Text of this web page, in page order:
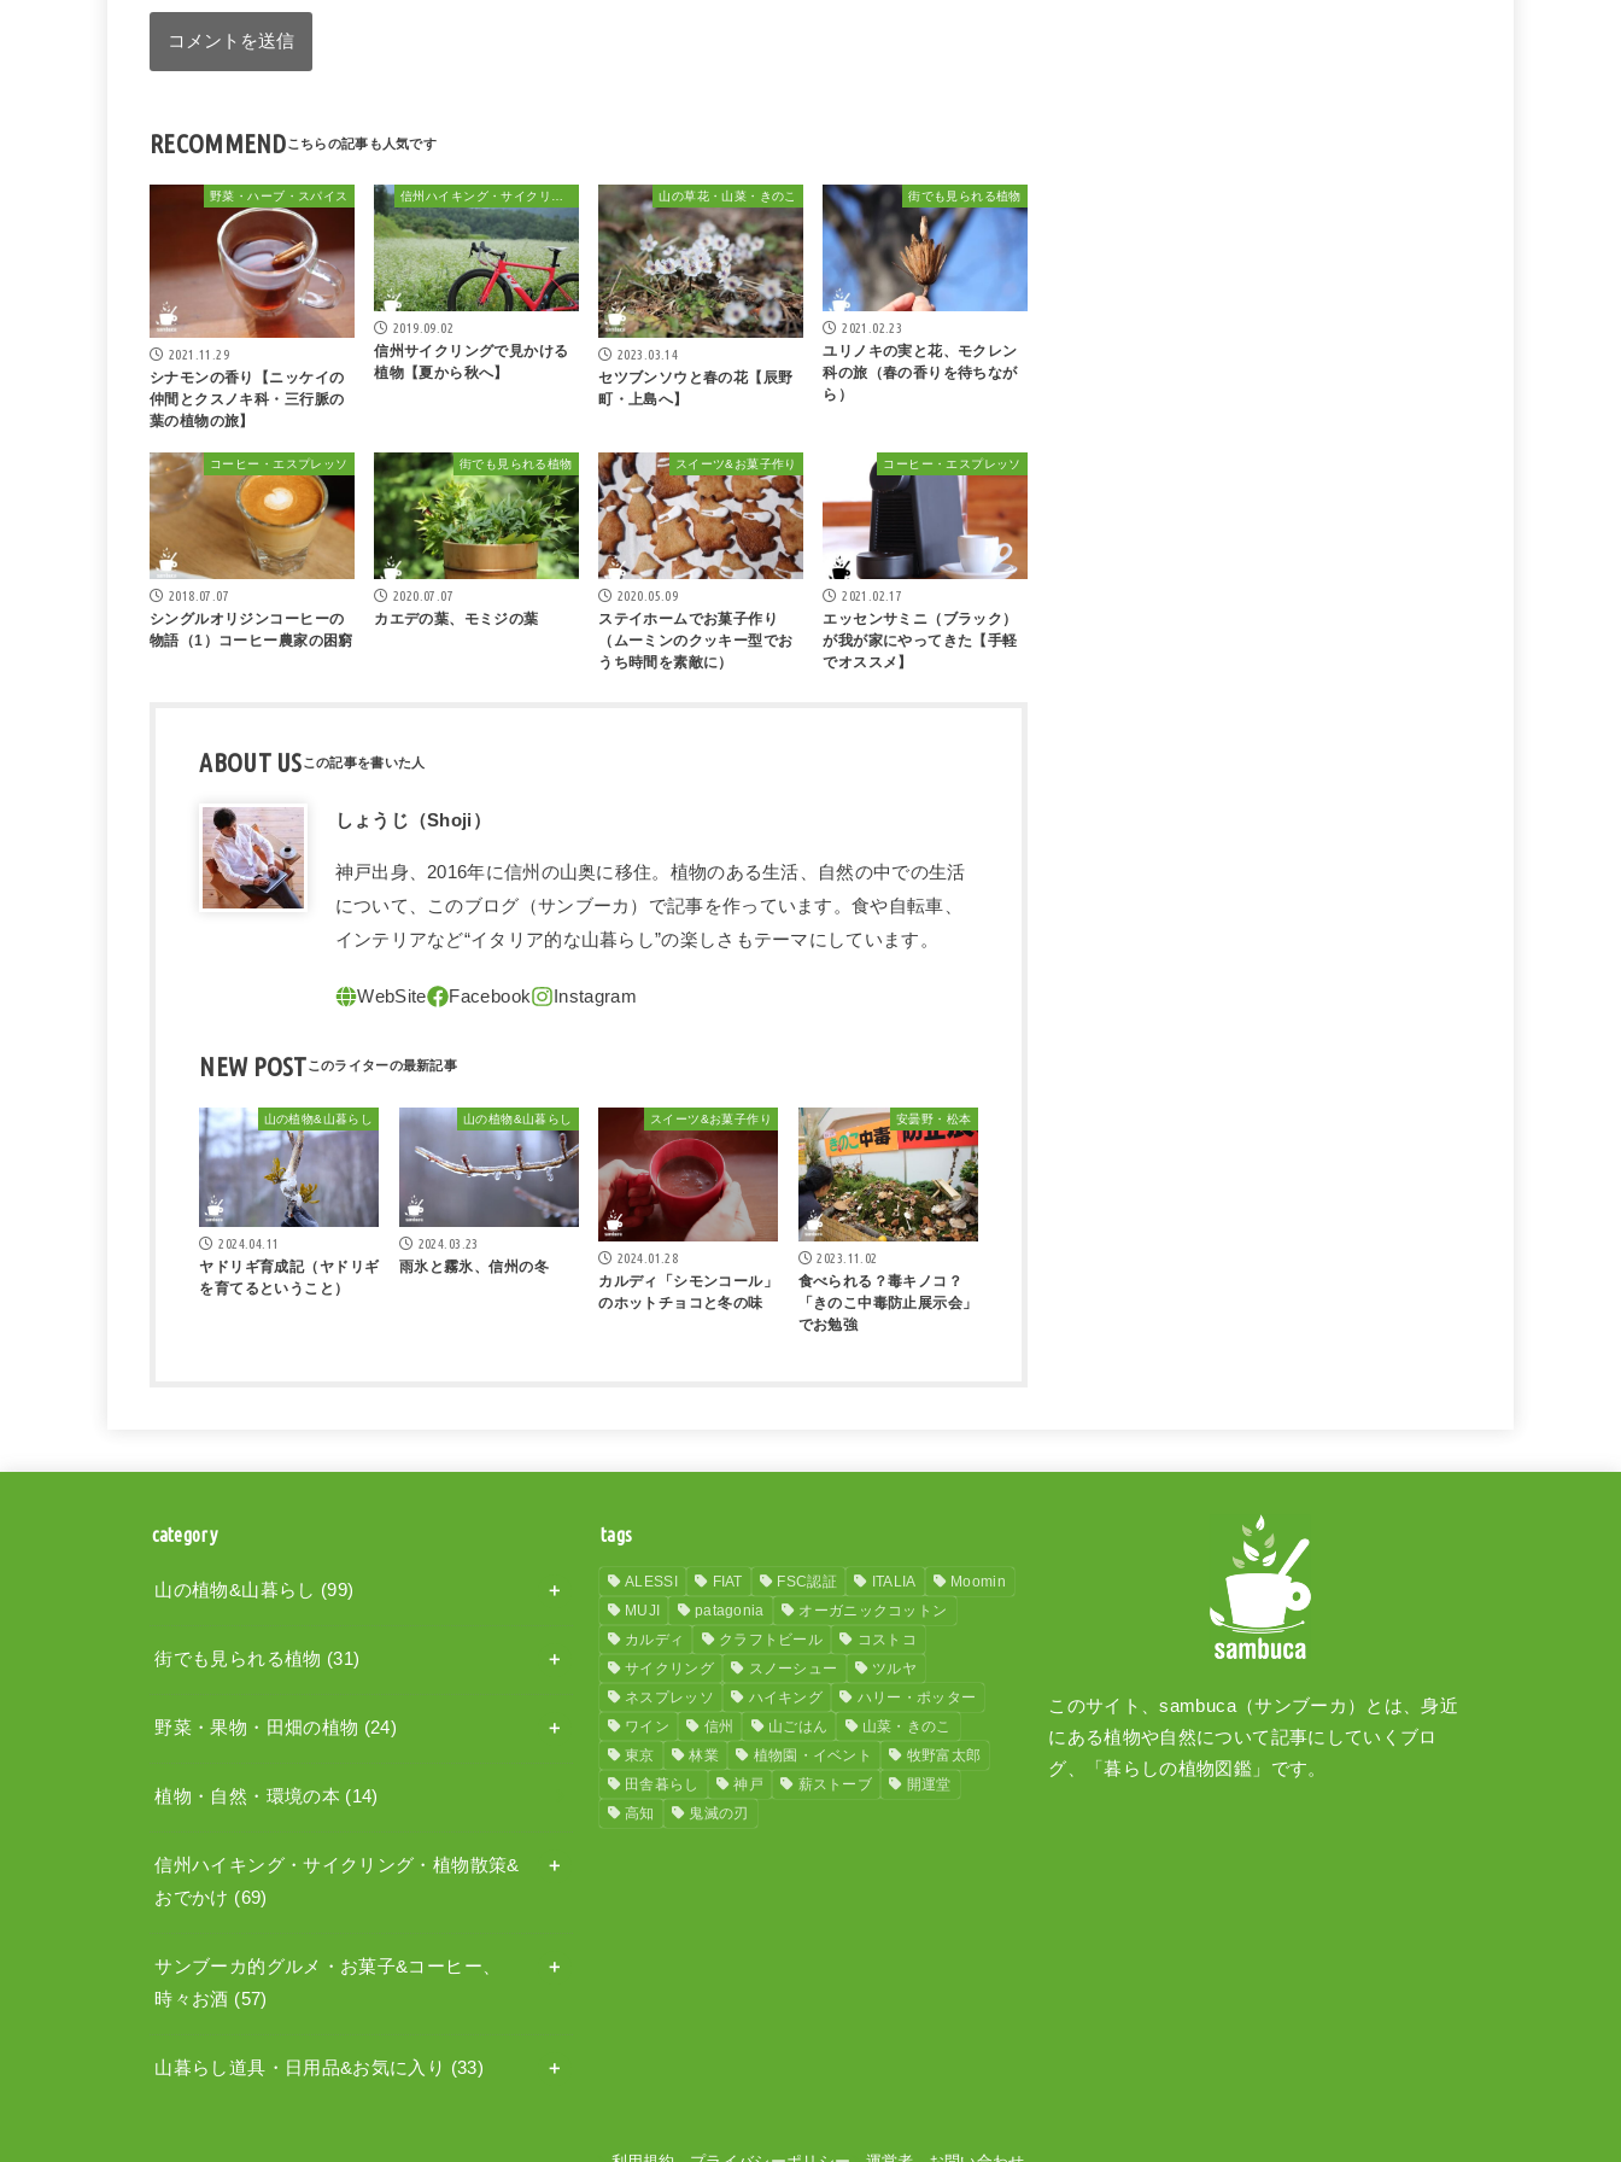
RECOMMEND
野菜・ハーブ・スパイス
2021.11.29
シナモンの香り【ニッケイの
仲間とクスノキ科・三行脈の
葉の植物の旅】
2019.09.02
信州サイクリングで見かける
植物【夏から秋へ】
山の草花・山菜・きのこ
2023.03.14
セツブンソウと春の花【辰野
町・上島へ】
街でも見られる植物
2021.02.23
ユリノキの実と花、モクレン
科の旅（春の香りを待ちなが
ら）
コーヒー・エスプレッソ
2018.07.07
シングルオリジンコーヒーの
物語（1）コーヒー農家の困窮
街でも見られる植物
2020.07.07
カエデの葉、モミジの葉
スイーツ&お菓子作り
2020.05.09
ステイホームでお菓子作り
（ムーミンのクッキー型でお
うち時間を素敵に）
コーヒー・エスプレッソ
2021.02.17
エッセンサミニ（ブラック）
が我が家にやってきた【手軽
でオススメ】
ABOUT US
しょうじ（Shoji）
神戸出身、2016年に信州の山奥に移住。植物のある生活、自然の中での生活
について、このブログ（サンブーカ）で記事を作っています。食や自転車、
インテリアなど“イタリア的な山暮らし”の楽しさもテーマにしています。
NEW POST
山の植物&山暮らし
2024.04.11
ヤドリギ育成記（ヤドリギ
を育てるということ）
山の植物&山暮らし
2024.03.23
雨氷と霧氷、信州の冬
スイーツ&お菓子作り
2024.01.28
カルディ「シモンコール」
のホットチョコと冬の味
安曇野・松本
2023.11.02
食べられる？毒キノコ？
「きのこ中毒防止展示会」
でお勉強
category
山の植物&山暮らし (99)
街でも見られる植物 (31)
野菜・果物・田畑の植物 (24)
植物・自然・環境の本 (14)
信州ハイキング・サイクリング・植物散策&
おでかけ (69)
サンブーカ的グルメ・お菓子&コーヒー、
時々お酒 (57)
山暮らし道具・日用品&お気に入り (33)
tags
ALESSI FIAT FSC認証 ITALIA
Moomin
MUJI
patagonia
オーガニックコットン
カルディ
クラフトビール
コストコ
サイクリング
スノーシュー
ツルヤ
ネスプレッソ
ハイキング
ハリー・ポッター
ワイン
信州 山ごはん
山菜・きのこ
東京
林業 植物園・イベント
牧野富太郎
田舎暮らし
神戸 薪ストーブ
開運堂
高知
鬼滅の刃
このサイト、sambuca（サンブーカ）とは、身近
にある植物や自然について記事にしていくブロ
グ、「暮らしの植物図鑑」です。